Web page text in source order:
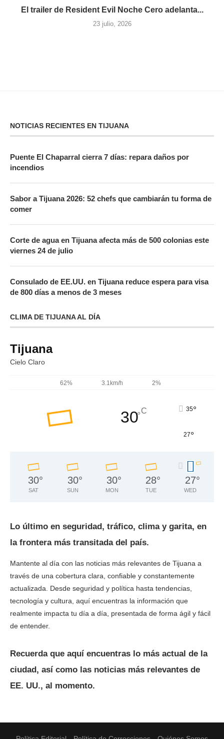
El trailer de Resident Evil Noche Cero adelanta...
23 julio, 2026
NOTICIAS RECIENTES EN TIJUANA
Puente El Chaparral cierra 7 días: repara daños por
incendios
Sabor a Tijuana 2026: 52 chefs que cambiarán tu forma de
comer
Corte de agua en Tijuana afecta más de 500 colonias este
viernes 24 de julio
Consulado de EE.UU. en Tijuana reduce espera para visa
de 800 días a menos de 3 meses
CLIMA DE TIJUANA AL DÍA
Tijuana
Cielo Claro
62% 3.1km/h 2%
30°C 35°
27°
30°
SAT
30°
SUN
30°
MON
28°
TUE
27°
WED
Lo último en seguridad, tráfico, clima y garita, en
la frontera más transitada del país.
Mantente al día con las noticias más relevantes de Tijuana a
través de una cobertura clara, confiable y constantemente
actualizada. Desde seguridad y política hasta tendencias,
tecnología y cultura, aquí encuentras la información que
realmente impacta tu día a día, presentada de forma ágil y fácil
de entender.
Recuerda que aquí encuentras lo más actual de la
ciudad, así como las noticias más relevantes de
EE. UU., al momento.